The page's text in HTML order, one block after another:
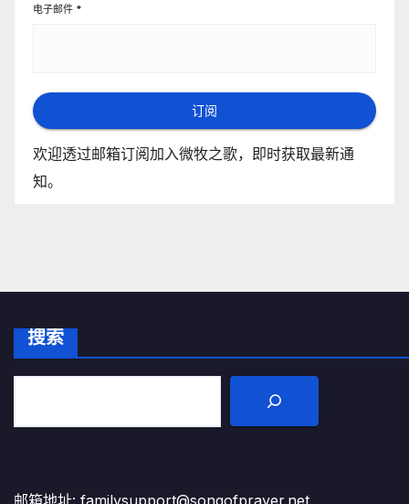
电子邮件 *
订阅
欢迎透过邮箱订阅加入微牧之歌，即时获取最新通
知。
搜索